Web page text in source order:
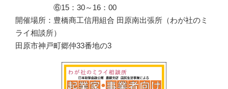
⑥15：30～16：00
開催場所：豊橋商工信用組合 田原南出張所（わが社のミ
ライ相談所）
田原市神戸町郷仲33番地の3